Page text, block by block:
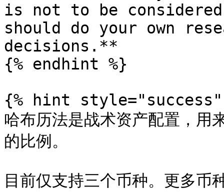
is not to be
should do your own
decisions.**
{% endhint %}
{% hint style="success"
哈布历法是战术资产配置，用
的比例。
目前仅支持三个币种。更多币